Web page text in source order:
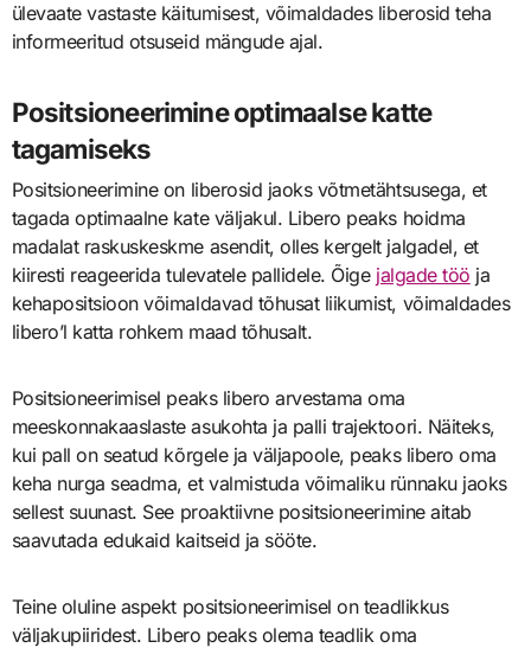
ülevaate vastaste käitumisest, võimaldades liberosid teha
informeeritud otsuseid mängude ajal.
Positsioneerimine optimaalse katte
tagamiseks
Positsioneerimine on liberosid jaoks võtmetähtsusega, et
tagada optimaalne kate väljakul. Libero peaks hoidma
madalat raskuskeskme asendit, olles kergelt jalgadel, et
kiiresti reageerida tulevatele pallidele. Õige jalgade töö ja
kehapositsioon võimaldavad tõhusat liikumist, võimaldades
libero’l katta rohkem maad tõhusalt.
Positsioneerimisel peaks libero arvestama oma
meeskonnakaaslaste asukohta ja palli trajektoori. Näiteks,
kui pall on seatud kõrgele ja väljapoole, peaks libero oma
keha nurga seadma, et valmistuda võimaliku rünnaku jaoks
sellest suunast. See proaktiivne positsioneerimine aitab
saavutada edukaid kaitseid ja sööte.
Teine oluline aspekt positsioneerimisel on teadlikkus
väljakupiiridest. Libero peaks olema teadlik oma